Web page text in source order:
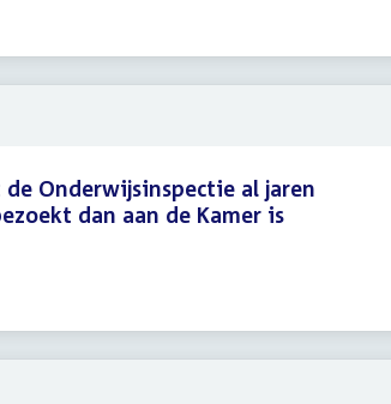
Onderwijsinspectie al jaren
dan aan de Kamer is